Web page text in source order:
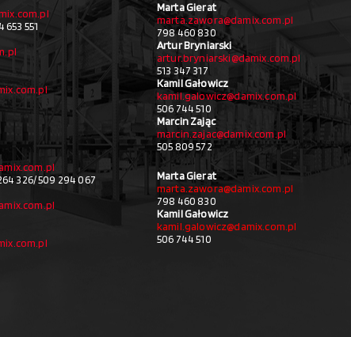
653 551
326/ 509 294 067
Marta Gierat
marta.zawora@damix.com.pl
798 460 830
Artur Bryniarski
artur.bryniarski@damix.com.pl
513 347 317
Kamil Gałowicz
kamil.galowicz@damix.com.pl
506 744 510
Marcin Zając
marcin.zajac@damix.com.pl
505 809 572
Marta Gierat
marta.zawora@damix.com.pl
798 460 830
Kamil Gałowicz
kamil.galowicz@damix.com.pl
506 744 510